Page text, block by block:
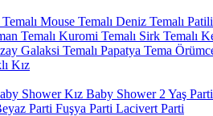
Mouse Temalı Deniz Temalı
Temalı Kuromi Temalı Sirk Temalı
Galaksi Temalı Papatya Tema
Kız
ShowerKız Baby Shower2 Yaş Parti
Parti Fuşya Parti Lacivert Parti